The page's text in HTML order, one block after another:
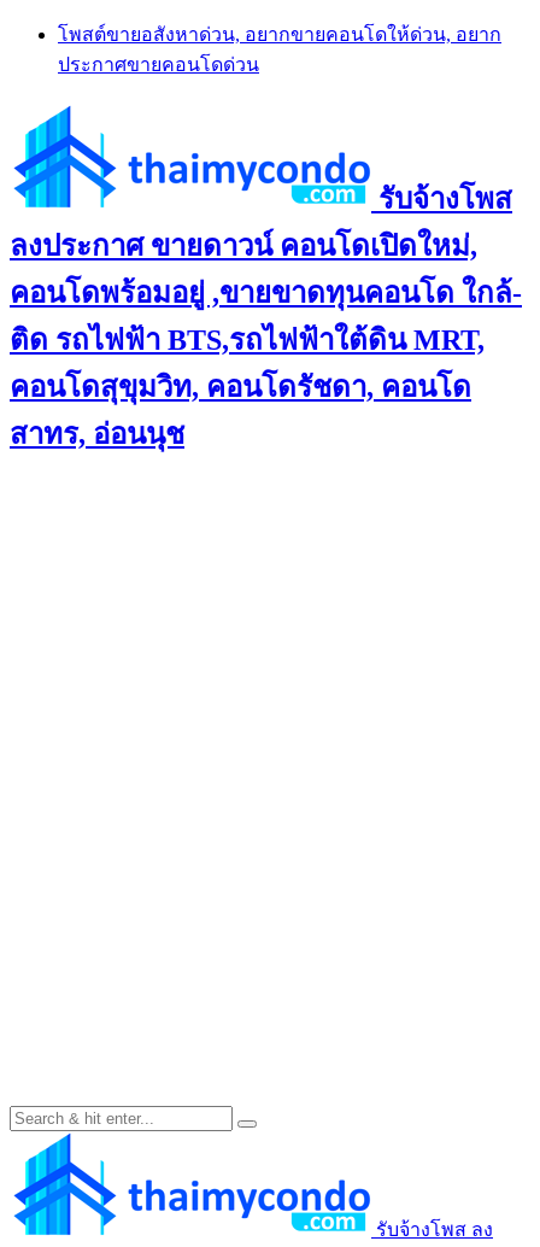
Skip
content
โพสต์ขายอสังหาด่วน, อยากขายคอนโดให้ด่วน, อยาก
ประกาศขายคอนโดด่วน
รับจ้างโพส
ลงประกาศ ขายดาวน์ คอนโดเปิดใหม่,
คอนโดพร้อมอยู่ ,ขายขาดทุนคอนโด ใกล้-
ติด รถไฟฟ้า BTS,รถไฟฟ้าใต้ดิน MRT,
คอนโดสุขุมวิท, คอนโดรัชดา, คอนโด
สาทร, อ่อนนุช
รับจ้างโพส ลง